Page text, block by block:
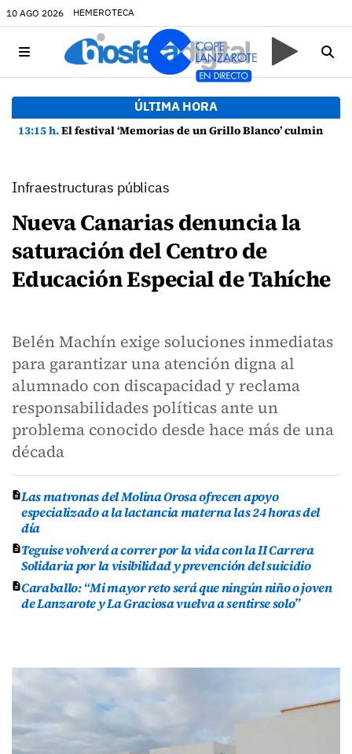
10 AGO 2026 HEMEROTECA
ÚLTIMA HORA
13:15 h.El festival ‘Memorias de un Grillo Blanco’ culmina su primera edición con un gran mural en Punta Mujeres
Infraestructuras públicas
Nueva Canarias denuncia la
saturación del Centro de
Educación Especial de Tahíche
Belén Machín exige soluciones inmediatas
para garantizar una atención digna al
alumnado con discapacidad y reclama
responsabilidades políticas ante un
problema conocido desde hace más de una
década
Las matronas del Molina Orosa ofrecen apoyo
especializado a la lactancia materna las 24 horas del
día
Teguise volverá a correr por la vida con la II Carrera
Solidaria por la visibilidad y prevención del suicidio
Caraballo: “Mi mayor reto será que ningún niño o joven
de Lanzarote y La Graciosa vuelva a sentirse solo”